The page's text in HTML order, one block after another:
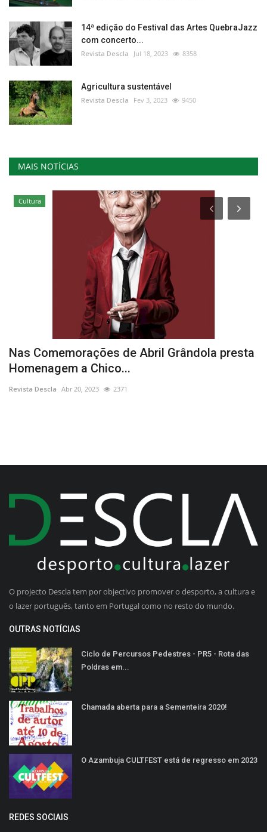
14ª edição do Festival das Artes QuebraJazz
com concerto...
Revista Descla Jul 18, 2023 8358
Agricultura sustentável
Revista Descla Fev 3, 2023 9450
MAIS NOTÍCIAS
Cultura
Nas Comemorações de Abril Grândola presta
Homenagem a Chico...
Revista Descla Abr 20, 2023 2371
O projecto Descla tem por objectivo promover o desporto, a cultura e
o lazer português, tanto em Portugal como no resto do mundo.
OUTRAS NOTÍCIAS
Ciclo de Percursos Pedestres - PR5 - Rota das
Poldras em...
Chamada aberta para a Sementeira 2020!
O Azambuja CULTFEST está de regresso em 2023
REDES SOCIAIS